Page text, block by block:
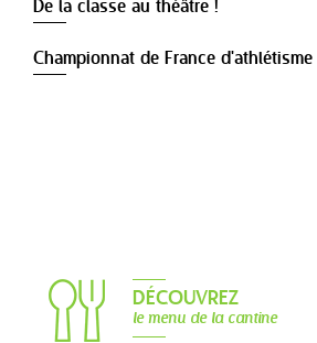
De la classe au théâtre !
Championnat de France
DÉCOUVREZ
le menu de la cantine